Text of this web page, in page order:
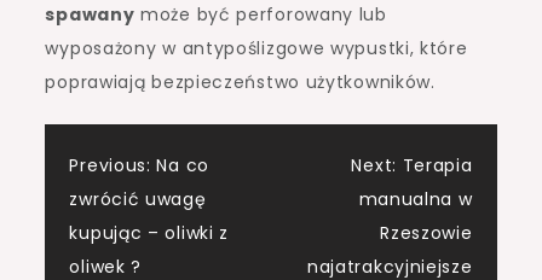
spawany może być perforowany lub
wyposażony w antypoślizgowe wypustki, które
poprawiają bezpieczeństwo użytkowników.
Nawigacja
wpisu
Previous: Na co
zwrócić uwagę
kupując – oliwki z
oliwek ?
Next: Terapia
manualna w
Rzeszowie
najatrakcyjniejsze